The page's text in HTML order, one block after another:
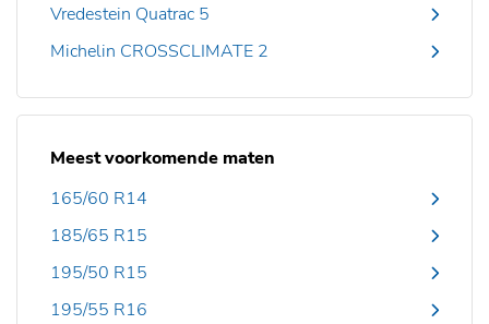
Vredestein Quatrac 5
Michelin CROSSCLIMATE 2
Meest voorkomende maten
165/60 R14
185/65 R15
195/50 R15
195/55 R16